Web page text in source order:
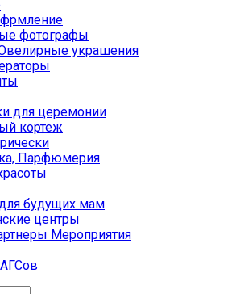
фотографы
украшения
для церемонии
кортеж
Парфюмерия
будущих мам
центры
Мероприятия